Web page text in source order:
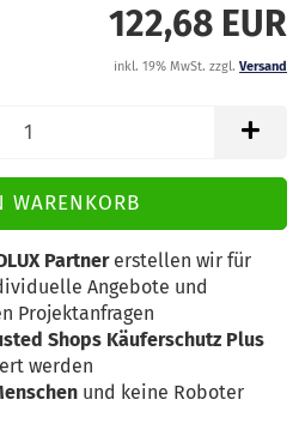
122,68 EUR
inkl. 19% MwSt. zzgl. Versand
Partnererstellen wir für
Angebote und
Projektanfragen
Shops Käuferschutz Plus
werden
und keine Roboter